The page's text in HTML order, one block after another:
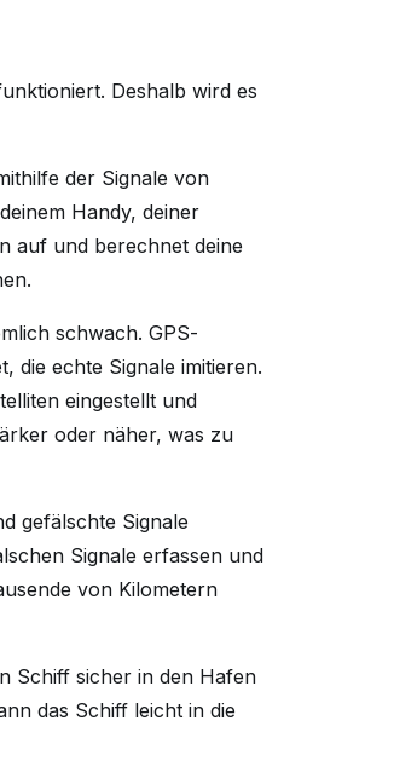
Deshalb wird es
der Signale von
Handy, deiner
auf und berechnet deine
schwach. GPS-
die echte Signale imitieren.
eingestellt und
oder näher, was zu
gefälschte Signale
Signale erfassen und
von Kilometern
Schiff sicher in den Hafen
das Schiff leicht in die